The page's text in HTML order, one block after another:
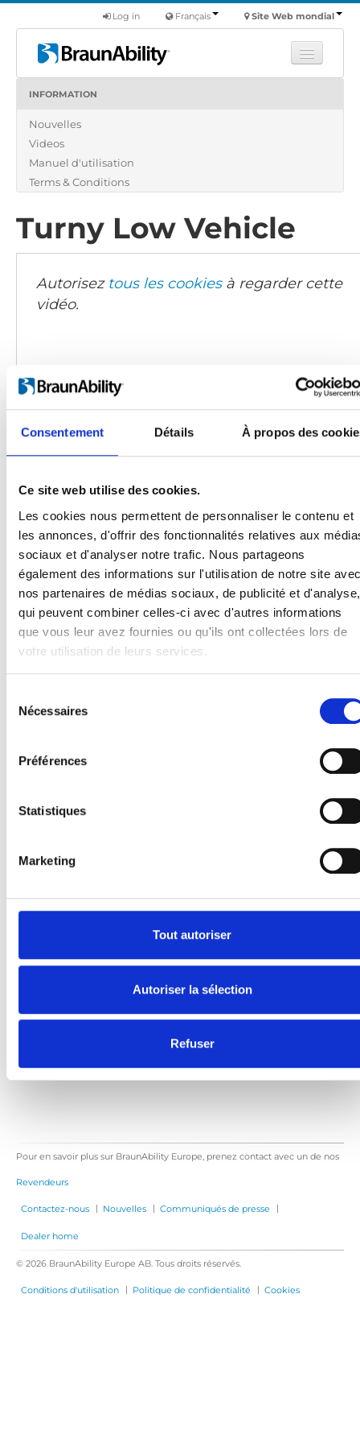
Consentement Détails À propos des
Ce site web utilise des cookies.
Les cookies nous permettent de personnaliser le contenu et
les annonces, d'offrir des fonctionnalités relatives aux
sociaux et d'analyser notre trafic. Nous partageons
également des informations sur l'utilisation de notre site
nos partenaires de médias sociaux, de publicité et d'analyse,
qui peuvent combiner celles-ci avec d'autres informations
que vous leur avez fournies ou qu'ils ont collectées lors de
votre utilisation de leurs services.
Nécessaires
Préférences
Statistiques
Marketing
Tout autoriser
Autoriser la sélection
Refuser
Site Web mondial
Français
Log in
Produits
Nous
Trouver un revendeur
INFORMATION
Nouvelles
Videos
Manuel d'utilisation
Terms & Conditions
Turny Low Vehicle
Autorisez tous les cookiesà regarder cette
vidéo.
Produits
Carony
Turny Evo
Turny Low Vehicle
Chair Topper
Rails
Nouvelles
Videos
À propos de nous
Sécurité Égale
Pour en savoir plus sur BraunAbility Europe, prenez contact avec un de nos
Revendeurs
Contactez-nous | Nouvelles | Communiqués de presse |
Dealer home
© 2026 BraunAbility Europe AB. Tous droits réservés.
Conditions d'utilisation | Politique de confidentialité | Cookies